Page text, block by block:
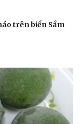
đêm khuya
trên biển Sầm